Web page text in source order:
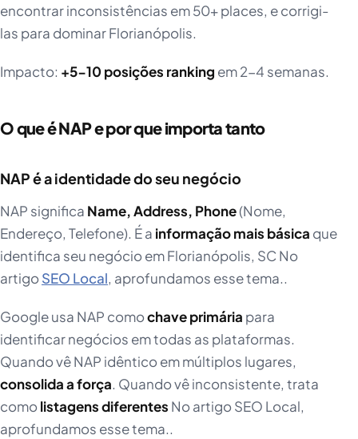
encontrar inconsistências em 50+ places, e corrigi-
las para dominar Florianópolis.
Impacto: +5-10 posições ranking em 2-4 semanas.
O que é NAP e por que importa tanto
NAP é a identidade do seu negócio
NAP significa Name, Address, Phone(Nome,
Endereço, Telefone). É a informação mais básica que
identifica seu negócio em Florianópolis, SC No
artigoSEO Local, aprofundamos esse tema..
Google usa NAP comochave primária para
identificar negócios em todas as plataformas.
Quando vê NAP idêntico em múltiplos lugares,
consolida a força. Quando vê inconsistente, trata
comolistagens diferentes No artigo SEO Local,
aprofundamos esse tema..